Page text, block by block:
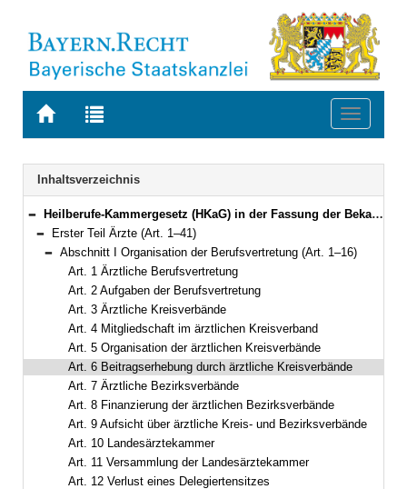
Zur
BAYERN.RECHT
Zur
letzten
Suche
Toggle
Navigation
Inhaltsverzeichnis
Bereich reduzieren
Heilberufe-Kammergesetz (HKaG) in der Fassung der Bekanntmachung vom 6. Februar 2002 (GVBl. S. 42, 43) BayRS 2122-3-G (Art. 1–103)
Bereich reduzieren
Erster Teil Ärzte (Art. 1–41)
Bereich reduzieren
Abschnitt I Organisation der Berufsvertretung (Art. 1–16)
Art. 1 Ärztliche Berufsvertretung
Art. 2 Aufgaben der Berufsvertretung
Art. 3 Ärztliche Kreisverbände
Art. 4 Mitgliedschaft im ärztlichen Kreisverband
Art. 5 Organisation der ärztlichen Kreisverbände
Art. 6 Beitragserhebung durch ärztliche Kreisverbände
Art. 7 Ärztliche Bezirksverbände
Art. 8 Finanzierung der ärztlichen Bezirksverbände
Art. 9 Aufsicht über ärztliche Kreis- und Bezirksverbände
Art. 10 Landesärztekammer
Art. 11 Versammlung der Landesärztekammer
Art. 12 Verlust eines Delegiertensitzes